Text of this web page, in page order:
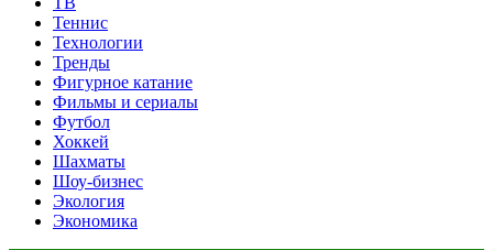
Теннис
Технологии
Тренды
Фигурное катание
Фильмы и сериалы
Футбол
Хоккей
Шахматы
Шоу-бизнес
Экология
Экономика